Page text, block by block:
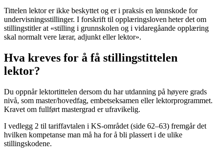
Tittelen lektor er ikke beskyttet og er i praksis en lønnskode for
undervisningsstillinger. I forskrift til opplæringsloven heter det om
stillingstitler at «stilling i grunnskolen og i vidaregåande opplæring
skal normalt vere lærar, adjunkt eller lektor».
Hva kreves for å få stillingstittelen
lektor?
Du oppnår lektortittelen dersom du har utdanning på høyere grads
nivå, som master/hovedfag, embetseksamen eller lektorprogrammet.
Kravet om fullført mastergrad er ufravikelig.
I vedlegg 2 til tariffavtalen i KS-området (side 62–63) fremgår det
hvilken kompetanse man må ha for å bli plassert i de ulike
stillingskodene.